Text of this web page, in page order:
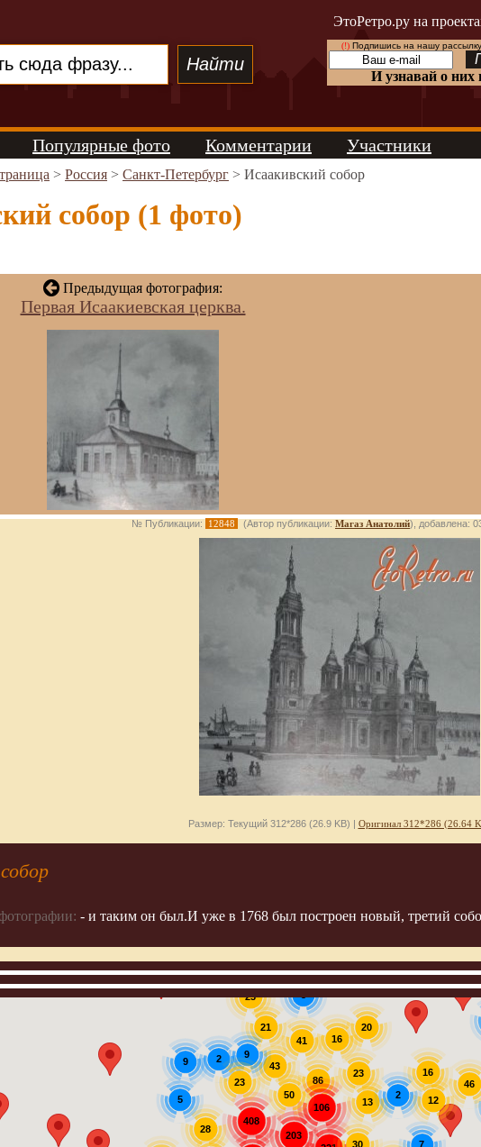
ЭтоРетро.ру на
(!)Подпишись на нашу рассылку
И узнавай о
Популярные фото Комментарии Участники
> Россия > Санкт-Петербург > Исаакивский собор
собор (1 фото)
Предыдущая фотография:
Первая Исаакиевская церква.
№ Публикации: 12848 (Автор публикации: Магаз Анатолий), добавлена:
Размер: Текущий 312*286 (26.9 KB) | Оригинал 312*286 (26.64
- и таким он был.И уже в 1768 был построен новый, третий
13
203
86
16
46
106
408
43
21 20
12
16
41
9
23
9
7
50
2
28
23
30
23
2
5